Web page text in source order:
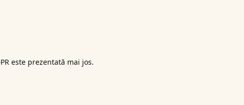
este prezentată mai jos.